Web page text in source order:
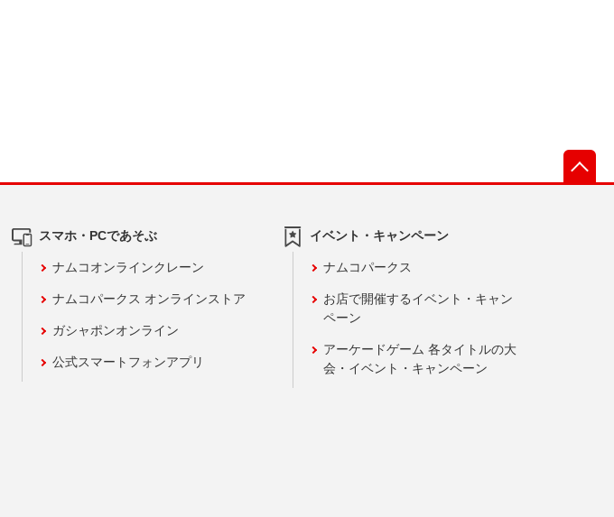
スマホ・PCであそぶ
ナムコオンラインクレーン
ナムコパークス オンラインストア
ガシャポンオンライン
公式スマートフォンアプリ
イベント・キャンペーン
ナムコパークス
お店で開催するイベント・キャン
ペーン
アーケードゲーム 各タイトルの大
会・イベント・キャンペーン